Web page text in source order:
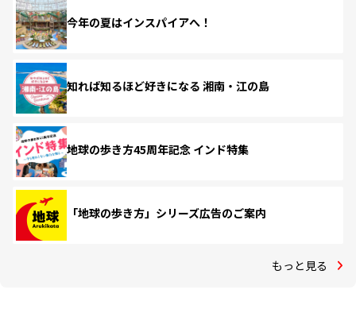
今年の夏はインスパイアへ！
知れば知るほど好きになる 湘南・江の島
地球の歩き方45周年記念 インド特集
「地球の歩き方」シリーズ広告のご案内
もっと見る